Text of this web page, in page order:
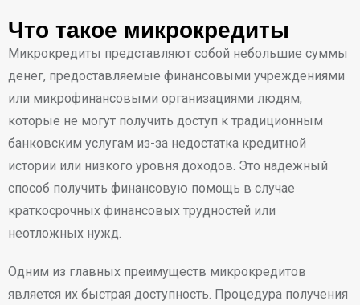
Что такое микрокредиты
Микрокредиты представляют собой небольшие суммы
денег, предоставляемые финансовыми учреждениями
или микрофинансовыми организациями людям,
которые не могут получить доступ к традиционным
банковским услугам из-за недостатка кредитной
истории или низкого уровня доходов. Это надежный
способ получить финансовую помощь в случае
краткосрочных финансовых трудностей или
неотложных нужд.
Одним из главных преимуществ микрокредитов
является их быстрая доступность. Процедура получения